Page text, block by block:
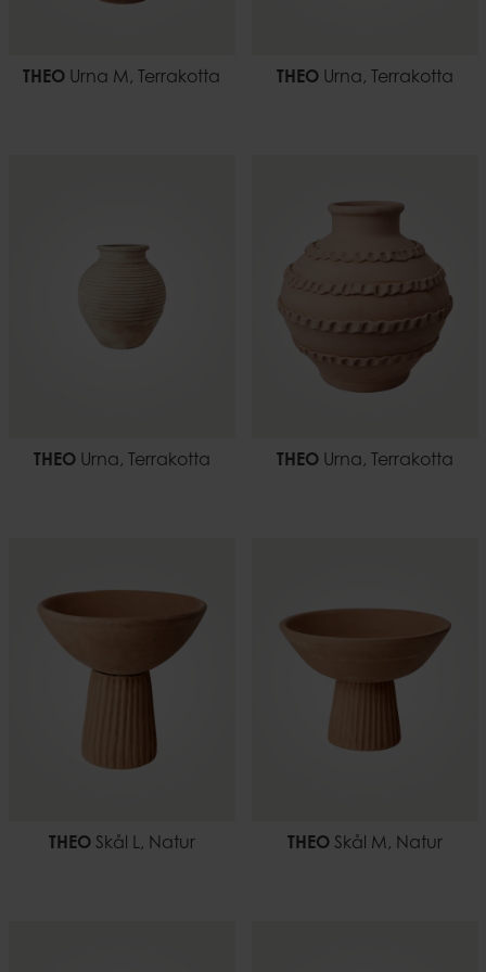
THEO Urna M, Terrakotta THEOUrna, Terrakotta
THEOUrna, Terrakotta THEOUrna, Terrakotta
THEOSkål L, Natur THEOSkål M, Natur